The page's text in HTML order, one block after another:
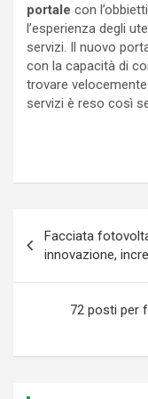
portale con
l’esperienza degli
servizi. Il nuovo
con la capacità di
trovare
servizi è reso così
articoli
Facciata
innovazione,
72 posti per